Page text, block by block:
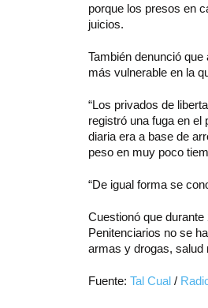
porque los presos en
juicios.
También denunció
más vulnerable en la
“Los privados de
registró una fuga en el
diaria era a base de
peso en muy poco
“De igual forma se
Cuestionó que
Penitenciarios no se
armas y drogas, salud
Fuente: Tal Cual /